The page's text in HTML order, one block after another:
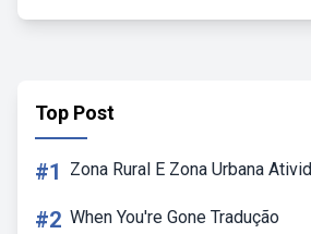
Top Post
#1 Zona Rural E Zona Urbana
#2 When You're Gone Tradução